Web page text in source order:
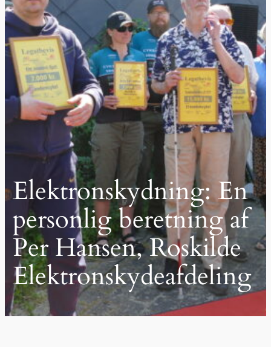
Elektronskydning: En
personlig beretning af
Per Hansen, Roskilde
Elektronskydeafdeling